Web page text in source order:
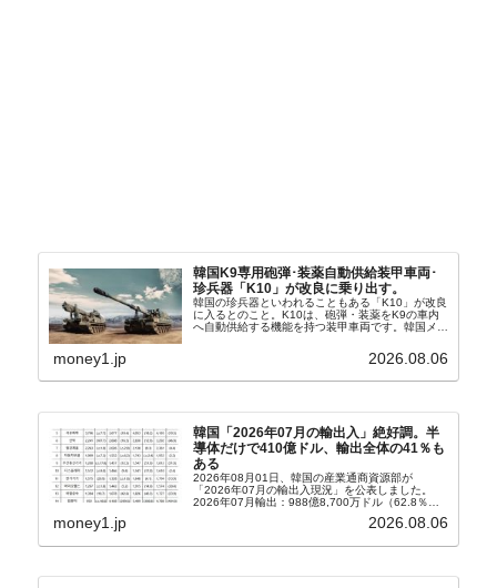
韓国K9専用砲弾･装薬自動供給装甲車両･
珍兵器「K10」が改良に乗り出す。
韓国の珍兵器といわれることもある「K10」が改良
に入るとのこと。K10は、砲弾・装薬をK9の車内
へ自動供給する機能を持つ装甲車両です。韓国メデ
から以下に一部を引きます。2005年に初めて...
money1.jp 2026.08.06
韓国「2026年07月の輸出入」絶好調。半
導体だけで410億ドル、輸出全体の41％も
ある
2026年08月01日、韓国の産業通商資源部が
「2026年07月の輸出入現況」を公表しました。
2026年07月輸出：988億8,700万ドル（62.8％）
money1.jp 2026.08.06